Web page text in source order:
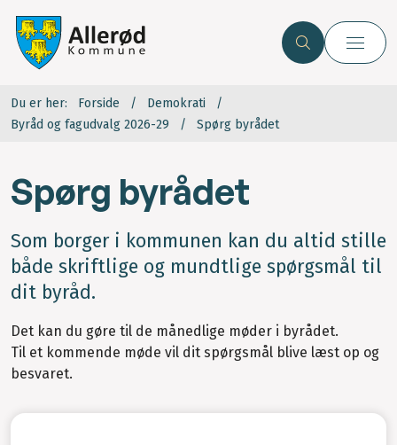
Du er her: Forside
Demokrati
Byråd og fagudvalg 2026-29
Spørg byrådet
Spørg byrådet
Som borger i kommunen kan du altid stille
både skriftlige og mundtlige spørgsmål til
dit byråd.
Det kan du gøre til de månedlige møder i byrådet.
Til et kommende møde vil dit spørgsmål blive læst op og
besvaret.